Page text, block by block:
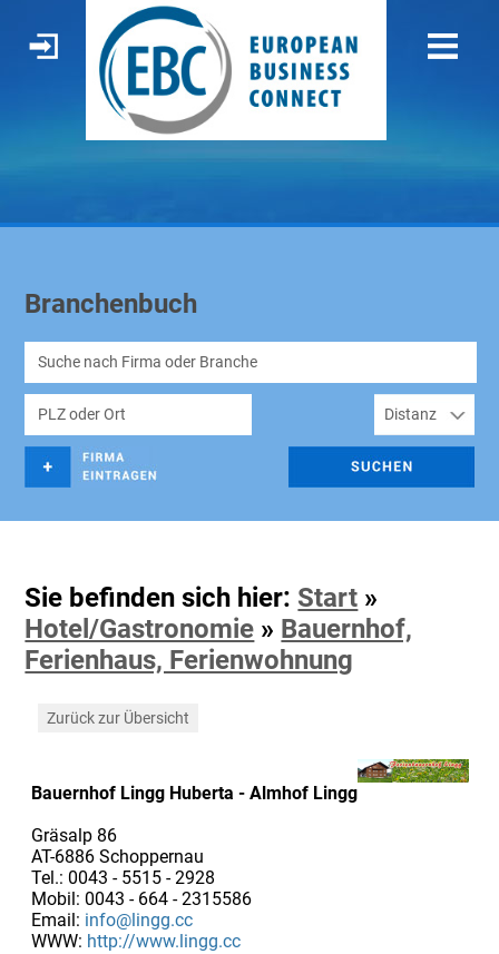
Branchenbuch
Sie befinden sich hier: Start »
Hotel/Gastronomie » Bauernhof,
Ferienhaus, Ferienwohnung
Zurück zur Übersicht
Bauernhof Lingg Huberta - Almhof Lingg
Gräsalp 86
AT-6886 Schoppernau
Tel.: 0043 - 5515 - 2928
Mobil: 0043 - 664 - 2315586
Email: info@lingg.cc
WWW: http://www.lingg.cc